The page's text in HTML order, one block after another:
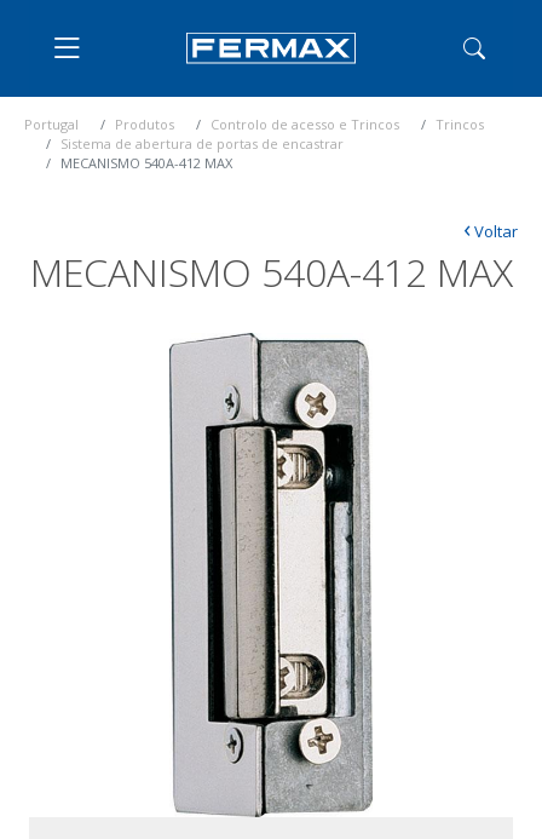
Portugal Produtos Controlo de acesso e Trincos
Trincos
Sistema de abertura de portas de encastrar
MECANISMO 540A-412 MAX
MECANISMO 540A-412 MAX
‹Voltar